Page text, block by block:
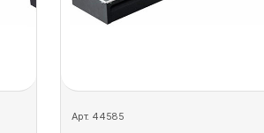
Арт. 44585